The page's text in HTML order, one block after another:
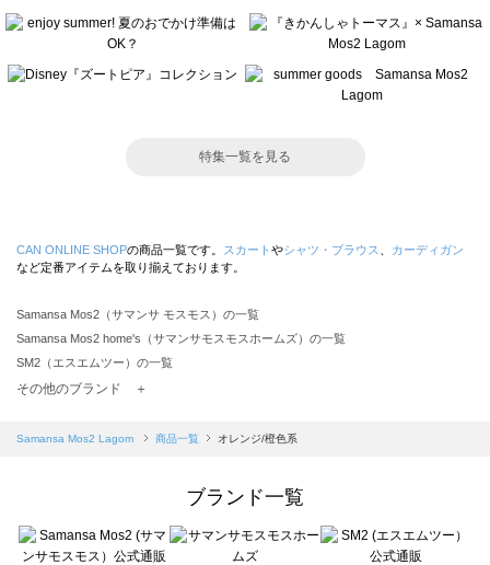
特集一覧を見る
CAN ONLINE SHOPの商品一覧です。 スカート やシャツ・ブラウス
カーディガン
など定番アイテムを取り揃えております。
Samansa Mos2（サマンサ モスモス）の一覧
Samansa Mos2 home's（サマンサモスモスホームズ）の一覧
SM2（エスエムツー）の一覧
TSUHARU by Samansa Mos2（ツハルバイサマンサモスモス）の一覧
Samansa Mos2 blue（サマンサモスモス ブルー）の一覧
Te chichi（テチチ）の一覧
Te chichi CLASSIC（テチチ クラシック）の一覧
その他のブランド ＋
Samansa Mos2 Lagom 商品一覧 オレンジ/橙色系
ブランド一覧